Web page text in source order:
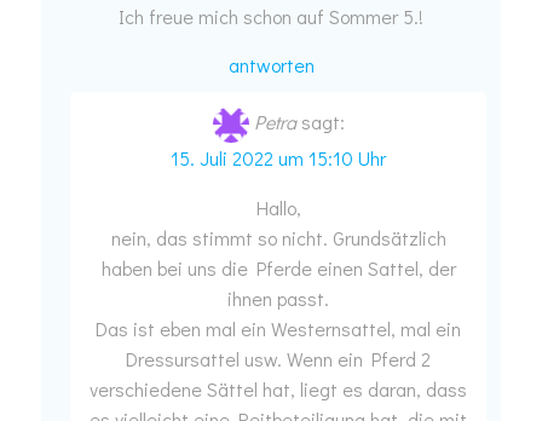
Ich freue mich schon auf Sommer 5.!
antworten
Petra sagt:
15. Juli 2022 um 15:10 Uhr
Hallo,
nein, das stimmt so nicht. Grundsätzlich
haben bei uns die Pferde einen Sattel, der
ihnen passt.
Das ist eben mal ein Westernsattel, mal ein
Dressursattel usw. Wenn ein Pferd 2
verschiedene Sättel hat, liegt es daran, dass